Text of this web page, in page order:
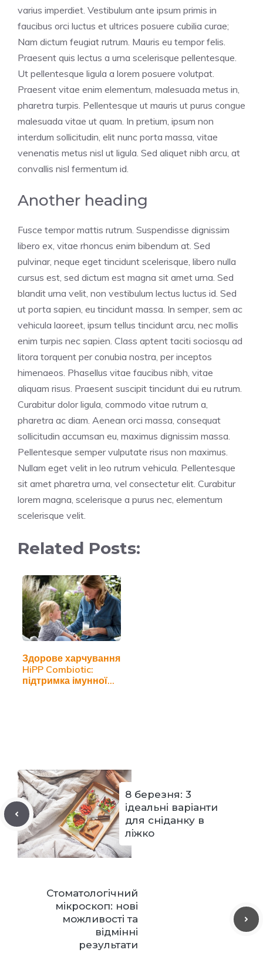
varius imperdiet. Vestibulum ante ipsum primis in
faucibus orci luctus et ultrices posuere cubilia curae;
Nam dictum feugiat rutrum. Mauris eu tempor felis.
Praesent quis lectus a urna scelerisque pellentesque.
Ut pellentesque ligula a lorem posuere volutpat.
Praesent vitae enim elementum, malesuada metus in,
pharetra turpis. Pellentesque ut mauris ut purus congue
malesuada vitae ut quam. In pretium, ipsum non
interdum sollicitudin, elit nunc porta massa, vitae
venenatis metus nisl ut ligula. Sed aliquet nibh arcu, at
convallis nisl fermentum id.
Another heading
Fusce tempor mattis rutrum. Suspendisse dignissim
libero ex, vitae rhoncus enim bibendum at. Sed
pulvinar, neque eget tincidunt scelerisque, libero nulla
cursus est, sed dictum est magna sit amet urna. Sed
blandit urna velit, non vestibulum lectus luctus id. Sed
ut porta sapien, eu tincidunt massa. In semper, sem ac
vehicula laoreet, ipsum tellus tincidunt arcu, nec mollis
enim turpis nec sapien. Class aptent taciti sociosqu ad
litora torquent per conubia nostra, per inceptos
himenaeos. Phasellus vitae faucibus nibh, vitae
aliquam risus. Praesent suscipit tincidunt dui eu rutrum.
Curabitur dolor ligula, commodo vitae rutrum a,
pharetra ac diam. Aenean orci massa, consequat
sollicitudin accumsan eu, maximus dignissim massa.
Pellentesque semper vulputate risus non maximus.
Nullam eget velit in leo rutrum vehicula. Pellentesque
sit amet pharetra urna, vel consectetur elit. Curabitur
lorem magna, scelerisque a purus nec, elementum
scelerisque velit.
Related Posts:
Здорове харчування
HiPP Combiotic:
підтримка імунної…
8 березня: 3
ідеальні варіанти
для сніданку в
ліжко
Стоматологічний
мікроскоп: нові
можливості та
відмінні
результати